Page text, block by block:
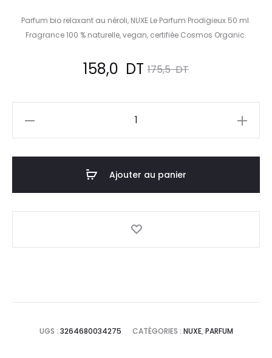
Parfum bio relaxant au néroli, NUXE Le Parfum Prodigieux 50 ml.
Fragrance 100 % naturelle, vegan, certifiée Cosmos Organic.
175,5DT
Le
prix
initial
était :
175,5
DT.
158,0 DT
Le
prix
est :
DT.
Ajouter au panier
UGS : 3264680034275 CATÉGORIES : NUXE, PARFUM